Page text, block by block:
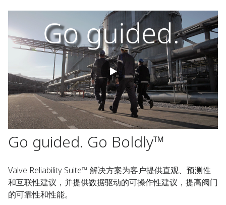
Go guided. Go Boldly™
Valve Reliability Suite™ 解决方案为客户提供直观、预测性
和互联性建议，并提供数据驱动的可操作性建议，提高阀门
的可靠性和性能。